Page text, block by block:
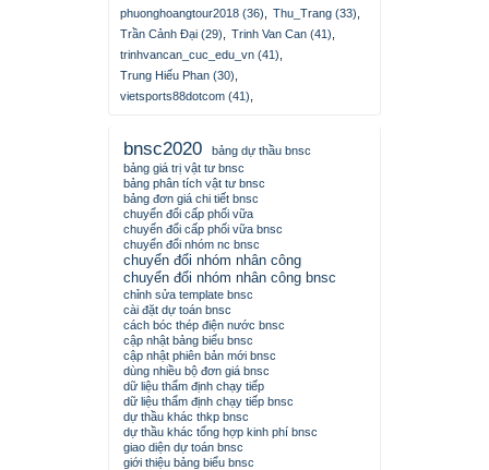
phuonghoangtour2018 (36)
Thu_Trang (33)
Trần Cảnh Đại (29)
Trinh Van Can (41)
trinhvancan_cuc_edu_vn (41)
Trung Hiếu Phan (30)
vietsports88dotcom (41)
bnsc2020
bảng dự thầu bnsc
bảng giá trị vật tư bnsc
bảng phân tích vật tư bnsc
bảng đơn giá chi tiết bnsc
chuyển đổi cấp phối vữa
chuyển đổi cấp phối vữa bnsc
chuyển đổi nhóm nc bnsc
chuyển đổi nhóm nhân công
chuyển đổi nhóm nhân công bnsc
chỉnh sửa template bnsc
cài đặt dự toán bnsc
cách bóc thép điện nước bnsc
cập nhật bảng biểu bnsc
cập nhật phiên bản mới bnsc
dùng nhiều bộ đơn giá bnsc
dữ liệu thẩm định chạy tiếp
dữ liệu thẩm định chạy tiếp bnsc
dự thầu khác thkp bnsc
dự thầu khác tổng hợp kinh phí bnsc
giao diện dự toán bnsc
giới thiệu bảng biểu bnsc